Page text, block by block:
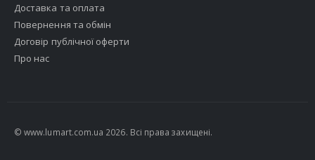
Доставка та оплата
Повернення та обмін
Договір публічної оферти
Про нас
© www.lumart.com.ua 2026. Всі права захищені.